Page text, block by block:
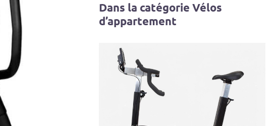
Dans la catégorie Vélos
d’appartement